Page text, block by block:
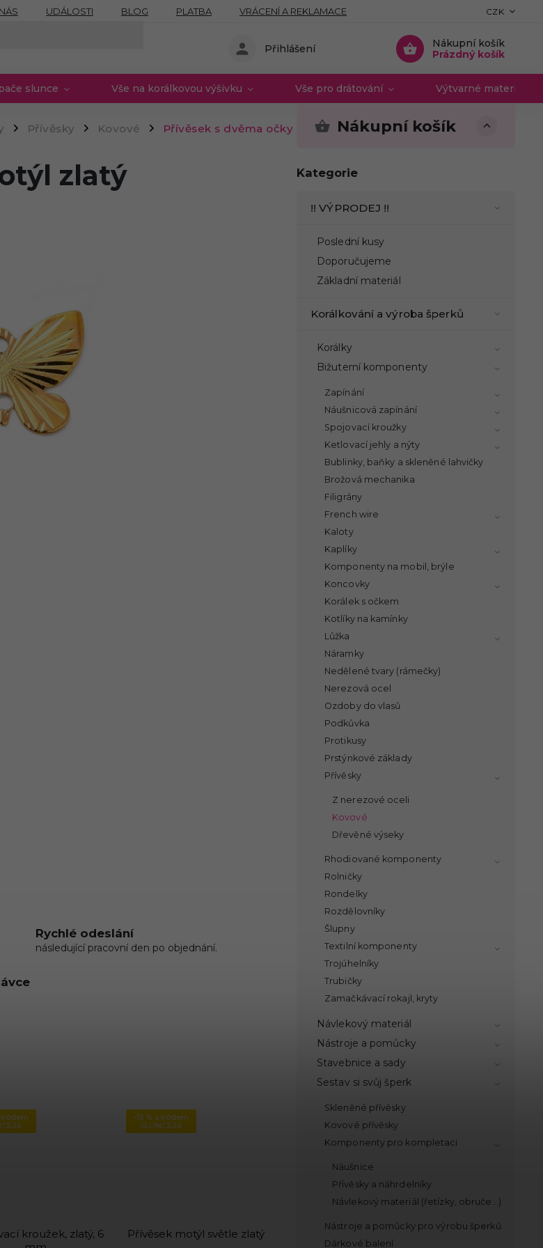
UDÁLOSTI BLOG PLATBA
VRÁCENÍ A REKLAMACE
CZK
Nákupní košík
Prázdný košík
Přihlášení
slunce Vše na korálkovou výšivku Vše pro drátování Výtvarné materiály a
/ Přívěsky / Kovové / Přívěsek s dvěma očky motýl zlatýNákupní košík
Kategorie
!! VÝPRODEJ !!
Poslední kusy
Doporučujeme
Základní materiál
Korálkování a výroba šperků
Korálky
Bižuterní komponenty
Zapínání
Náušnicová zapínání
Spojovací kroužky
Ketlovací jehly a nýty
Bublinky, baňky a skleněné lahvičky
Brožová mechanika
Filigrány
French wire
Kaloty
Kaplíky
Komponenty na mobil, brýle
Koncovky
Korálek s očkem
Kotlíky na kamínky
Lůžka
Náramky
Nedělené tvary (rámečky)
Nerezová ocel
Ozdoby do vlasů
Podkůvka
Protikusy
Prstýnkové základy
Přívěsky
Z nerezové oceli
Kovové
Dřevěné výseky
Rhodiované komponenty
Rolničky
Rondelky
Rozdělovníky
Šlupny
Textilní komponenty
Trojúhelníky
Trubičky
Zamačkávací rokajl, kryty
Návlekový materiál
Nástroje a pomůcky
Stavebnice a sady
Sestav si svůj šperk
Skleněné přívěsky
Kovové přívěsky
Komponenty pro kompletaci
Náušnice
Přívěsky a náhrdelníky
Návlekový materiál (řetízky, obruče...)
Nástroje a pomůcky pro výrobu šperků
Dárkové balení
zlatý
Rychlé odeslání
následující pracovní den po objednání.
kódem
kroužek, zlatý, 6
-15 % s kódem
SLUNCE26
Přívěsek motýl světle zlatý